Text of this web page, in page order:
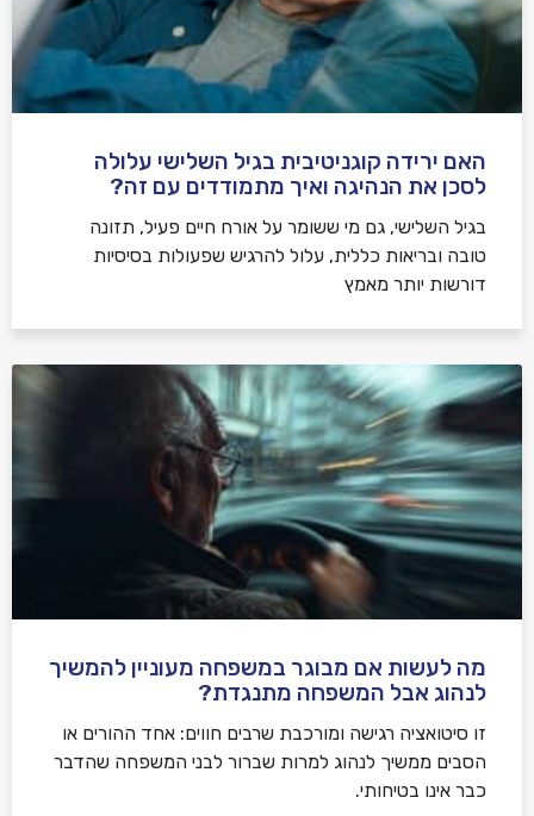
האם ירידה קוגניטיבית בגיל השלישי עלולה
לסכן את הנהיגה ואיך מתמודדים עם זה?
בגיל השלישי, גם מי ששומר על אורח חיים פעיל, תזונה
טובה ובריאות כללית, עלול להרגיש שפעולות בסיסיות
דורשות יותר מאמץ
מה לעשות אם מבוגר במשפחה מעוניין להמשיך
לנהוג אבל המשפחה מתנגדת?
זו סיטואציה רגישה ומורכבת שרבים חווים: אחד ההורים או
הסבים ממשיך לנהוג למרות שברור לבני המשפחה שהדבר
כבר אינו בטיחותי.